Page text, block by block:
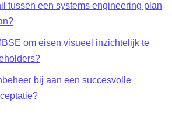
tussen een systems engineering plan
om eisen visueel inzichtelijk te
bij aan een succesvolle